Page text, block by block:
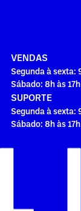
VENDAS
Segunda à sexta:
Sábado: 8h às
SUPORTE
Segunda à sexta:
Sábado: 8h às